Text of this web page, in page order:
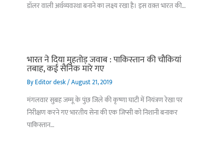
डॉलर वाली अर्थव्यवस्था बनाने का लक्ष्य रखा है। इस वक़्त भारत की…
भारत ने दिया मुहतोड़ जवाब : पाकिस्‍तान की चौकियां
तबाह, कई सैनिक मारे गए
ByEditor desk/August 21, 2019
मंगलवार सुबह जम्मू के पुंछ जिले की कृष्णा घाटी में नियंत्रण रेखा पर
निरीक्षण करने गए भारतीय सेना की एक जिप्सी को निशानी बनाकर
पाकिस्तान…